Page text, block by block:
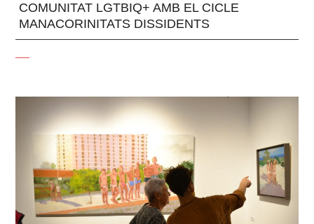
COMUNITAT LGTBIQ+ AMB EL CICLE
MANACORINITATS DISSIDENTS